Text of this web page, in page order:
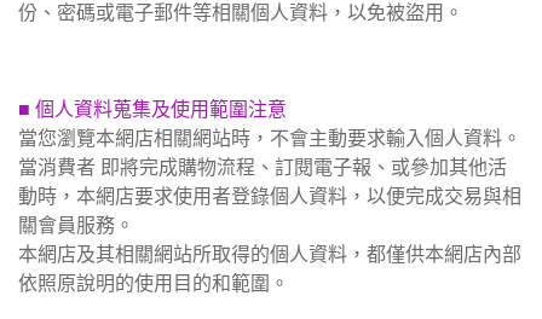
份、密碼或電子郵件等相關個人資料，以免被盜用。
■ 個人資料蒐集及使用範圍注意
當您瀏覽本網店相關網站時，不會主動要求輸入個人資料。
當消費者 即將完成購物流程、訂閱電子報、或參加其他活
動時，本網店要求使用者登錄個人資料，以便完成交易與相
關會員服務。
本網店及其相關網站所取得的個人資料，都僅供本網店內部
依照原說明的使用目的和範圍。